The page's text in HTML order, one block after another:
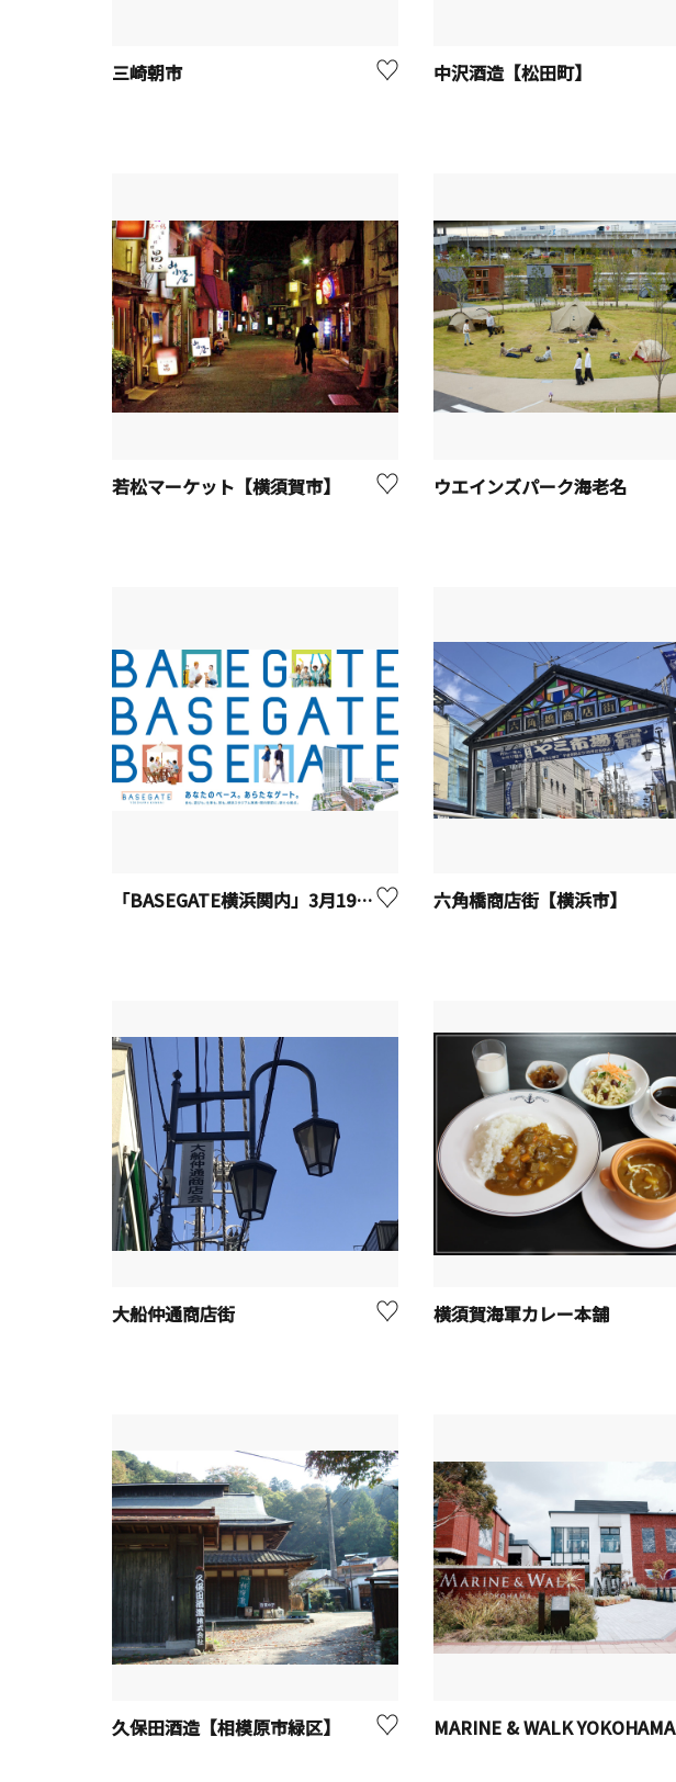
三崎朝市 中沢酒造【松田町】
若松マーケット【横須賀市】 ウエインズパーク海老名
「BASEGATE横浜関内」3月19日（木）開業！ 六角橋商店街【横浜市】
大船仲通商店街 横須賀海軍カレー本舗
久保田酒造【相模原市緑区】 MARINE & WALK YOKOHAMA